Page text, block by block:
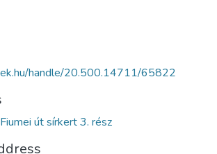
handle/20.500.14711/65822
út sírkert 3. rész